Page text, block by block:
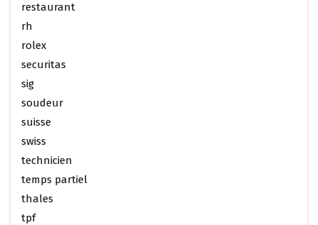
restaurant
rh
rolex
securitas
sig
soudeur
suisse
swiss
technicien
temps partiel
thales
tpf